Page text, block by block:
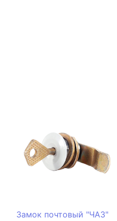
Замок почтовый "ЧАЗ"